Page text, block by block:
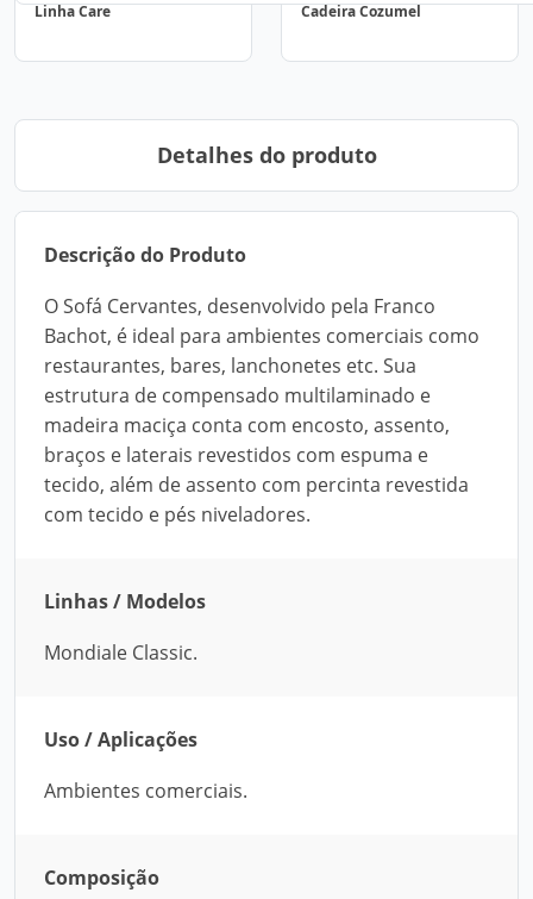
Linha Care Cadeira Cozumel
Detalhes do produto
Descrição do Produto
O Sofá Cervantes, desenvolvido pela Franco
Bachot, é ideal para ambientes comerciais como
restaurantes, bares, lanchonetes etc. Sua
estrutura de compensado multilaminado e
madeira maciça conta com encosto, assento,
braços e laterais revestidos com espuma e
tecido, além de assento com percinta revestida
com tecido e pés niveladores.
Linhas / Modelos
Mondiale Classic.
Uso / Aplicações
Ambientes comerciais.
Composição